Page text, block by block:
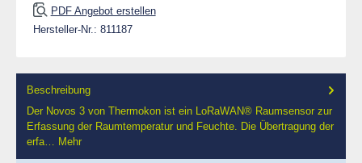
PDF Angebot erstellen
Hersteller-Nr.: 811187
Beschreibung
Der Novos 3 von Thermokon ist ein LoRaWAN® Raumsensor zur
Erfassung der Raumtemperatur und Feuchte. Die Übertragung der
erfa… Mehr